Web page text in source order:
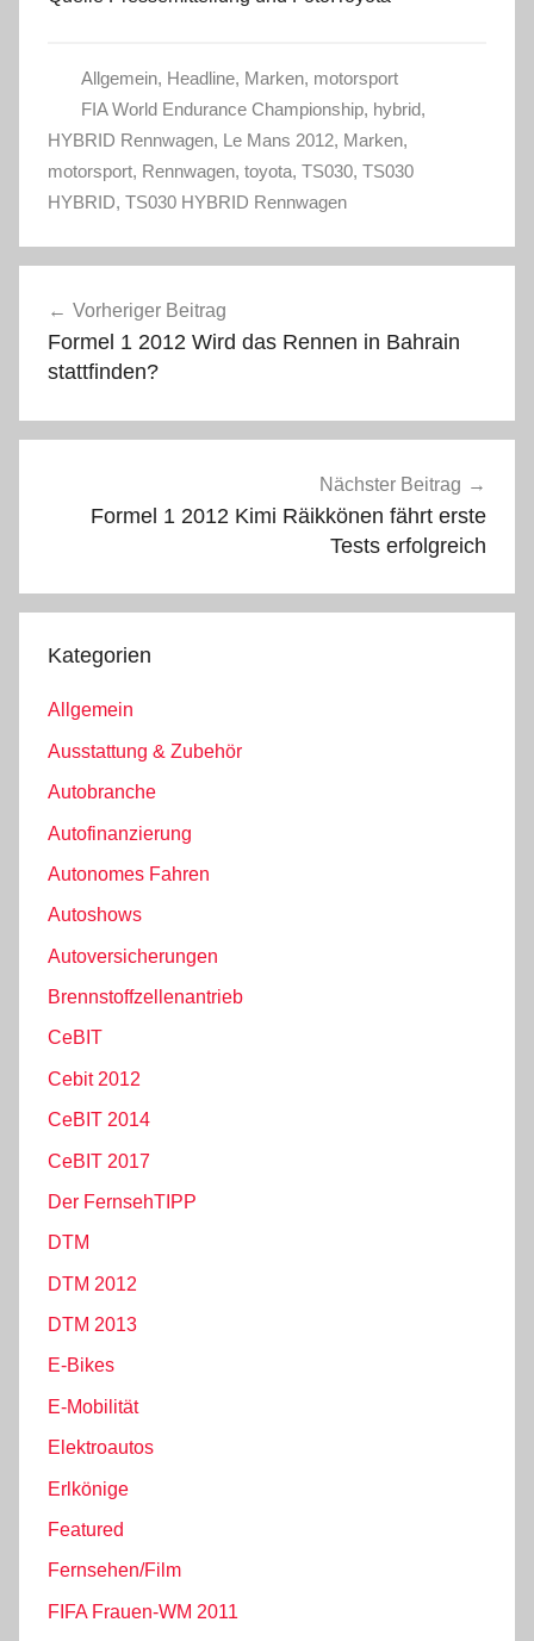
Allgemein, Headline, Marken, motorsport
FIA World Endurance Championship, hybrid,
HYBRID Rennwagen, Le Mans 2012, Marken,
motorsport, Rennwagen, toyota, TS030, TS030
HYBRID, TS030 HYBRID Rennwagen
Vorheriger Beitrag
Formel 1 2012 Wird das Rennen in Bahrain
stattfinden?
Nächster Beitrag
Formel 1 2012 Kimi Räikkönen fährt erste
Tests erfolgreich
Kategorien
Allgemein
Ausstattung & Zubehör
Autobranche
Autofinanzierung
Autonomes Fahren
Autoshows
Autoversicherungen
Brennstoffzellenantrieb
CeBIT
Cebit 2012
CeBIT 2014
CeBIT 2017
Der FernsehTIPP
DTM
DTM 2012
DTM 2013
E-Bikes
E-Mobilität
Elektroautos
Erlkönige
Featured
Fernsehen/Film
FIFA Frauen-WM 2011